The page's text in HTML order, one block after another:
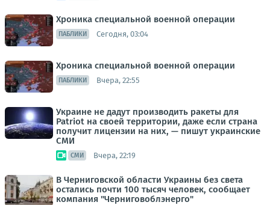
Хроника специальной военной операции
ПАБЛИКИ Сегодня, 03:04
Хроника специальной военной операции
ПАБЛИКИ Вчера, 22:55
Украине не дадут производить ракеты для
Patriot на своей территории, даже если страна
получит лицензии на них, — пишут украинские
СМИ
СМИ Вчера, 22:19
В Черниговской области Украины без света
остались почти 100 тысяч человек, сообщает
компания "Черниговоблэнерго"